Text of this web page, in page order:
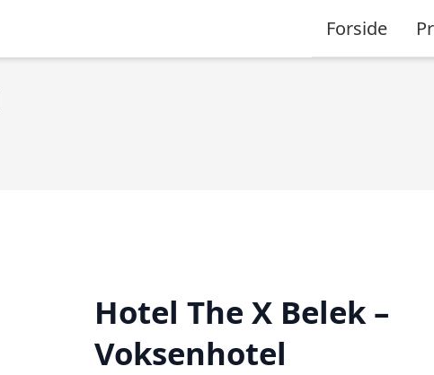
Forside
Hotel The X Belek –
Voksenhotel